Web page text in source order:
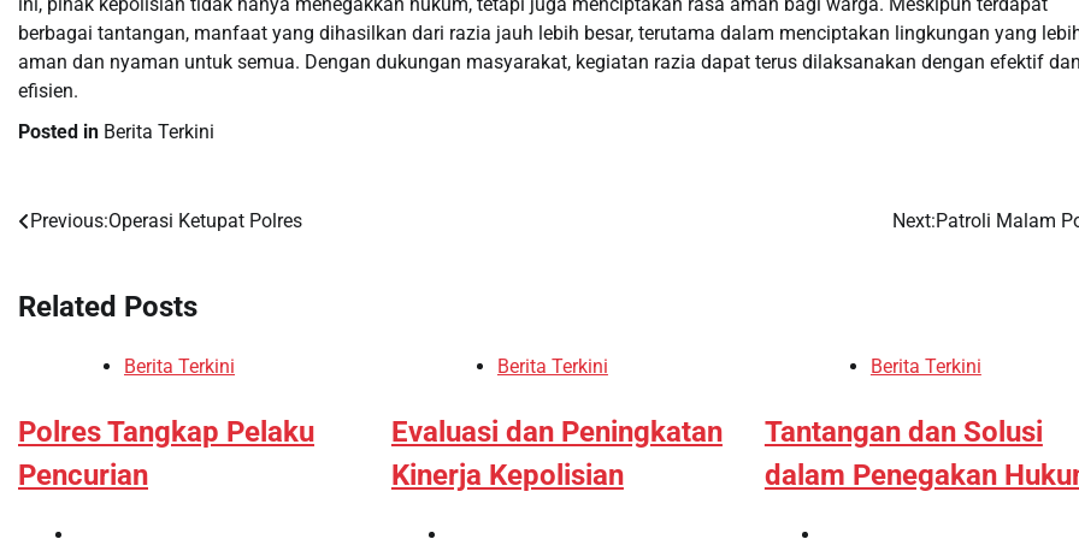
berbagai tantangan, manfaat yang dihasilkan dari razia jauh lebih besar, terutama dalam menciptakan lingkungan yang
aman dan nyaman untuk semua. Dengan dukungan masyarakat, kegiatan razia dapat terus dilaksanakan dengan efektif dan
efisien.
Posted in Berita Terkini
Post
Previous:Operasi Ketupat Polres Next:Patroli Malam
Related Posts
Berita Terkini
Polres Tangkap Pelaku
Pencurian
Berita Terkini
Evaluasi dan Peningkatan
Kinerja Kepolisian
Berita Terkini
Tantangan dan Solusi
dalam Penegakan